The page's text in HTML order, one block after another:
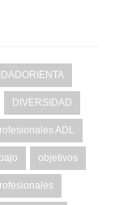
DIVERSIDAD
ADL
objetivos